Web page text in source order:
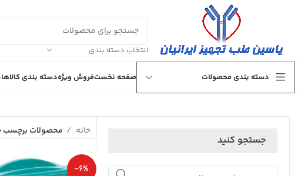
انتخاب دسته بندی
دسته بندی محصولات صفحه نخستفروش ویژهدسته بندی کالاها
جستجو کنید
خانه محصولات برچسب
-6%